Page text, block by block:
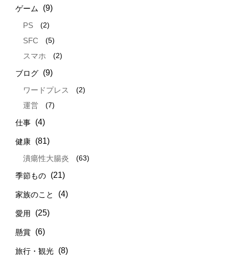
ゲーム (9)
PS (2)
SFC (5)
スマホ (2)
ブログ (9)
ワードプレス (2)
運営 (7)
仕事 (4)
健康 (81)
潰瘍性大腸炎 (63)
季節もの (21)
家族のこと (4)
愛用 (25)
懸賞 (6)
旅行・観光 (8)